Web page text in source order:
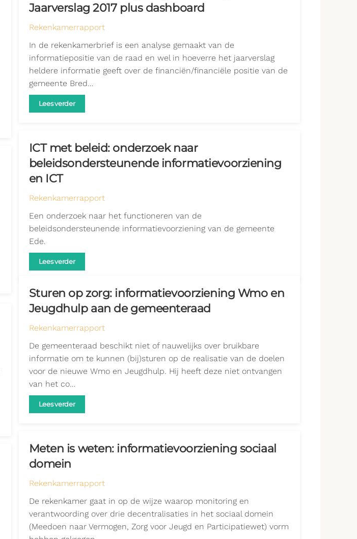
Jaarverslag 2017 plus dashboard
Rekenkamerrapport
In de rekenkamerbrief is een analyse gemaakt van de
informatiepositie van de raad en wel in hoeverre het jaarverslag
heldere informatie geeft over de financiën/financiële positie van de
gemeente Bred…
Lees verder
ICT met beleid: onderzoek naar
beleidsondersteunende informatievoorziening
en ICT
Rekenkamerrapport
Een onderzoek naar het functioneren van de
beleidsondersteunende informatievoorziening van de gemeente
Ede.
Lees verder
Sturen op zorg: informatievoorziening Wmo en
Jeugdhulp aan de gemeenteraad
Rekenkamerrapport
De gemeenteraad beschikt niet of nauwelijks over bruikbare
informatie om te kunnen (bij)sturen op de realisatie van de doelen
voor de nieuwe Wmo en Jeugdhulp. Hij heeft deze niet ontvangen
van het co…
Lees verder
Meten is weten: informatievoorziening sociaal
domein
Rekenkamerrapport
De rekenkamer gaat in op de wijze waarop monitoring en
verantwoording over drie decentralisaties in het sociaal domein
(Meedoen naar Vermogen, Zorg voor Jeugd en Participatiewet) vorm